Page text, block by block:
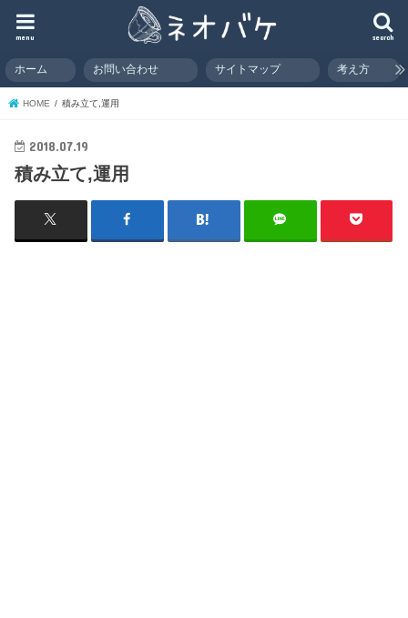
search
menu
ホーム お問い合わせ サイトマップ 考え方
HOME 積み立て,運用
2018.07.19
積み立て,運用